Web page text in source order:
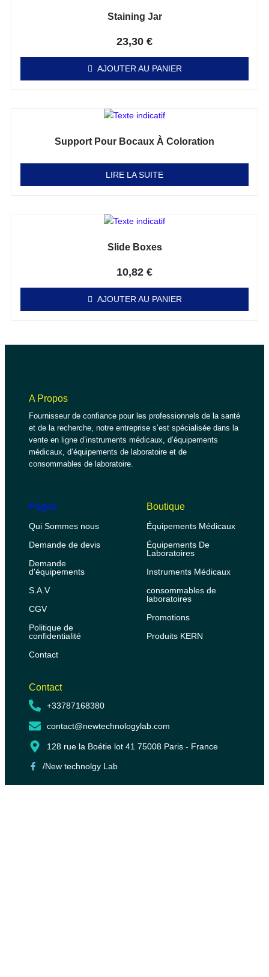
Staining Jar
23,30 €
AJOUTER AU PANIER
Support Pour Bocaux À Coloration
LIRE LA SUITE
Slide Boxes
10,82 €
AJOUTER AU PANIER
A Propos
Fournisseur de confiance pour les professionnels de la santé
et de la recherche, notre entreprise s’est spécialisée dans la
vente en ligne d’instruments médicaux, d’équipements
médicaux, d’équipements de laboratoire et de
consommables de laboratoire.
Pages
Qui Sommes nous
Demande de devis
Demande
d'équipements
S.A.V
CGV
Politique de
confidentialité
Contact
Boutique
Équipements Médicaux
Équipements De
Laboratoires
Instruments Médicaux
consommables de
laboratoires
Promotions
Produits KERN
Contact
+33787168380
contact@newtechnologylab.com
128 rue la Boétie lot 41 75008 Paris - France
/New technolgy Lab